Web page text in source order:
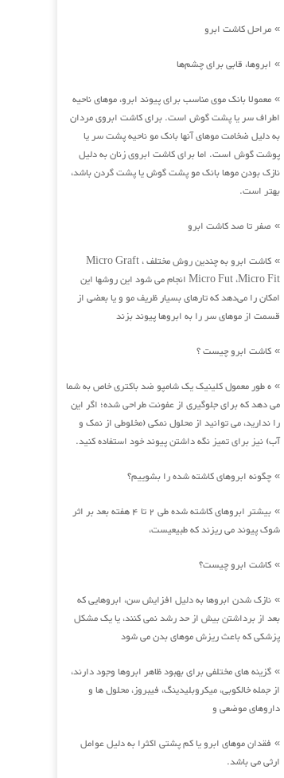
» مراحل کاشت ابرو
» ابروها، قابی برای چشم‌ها
» معمولا بانک موی مناسب برای پیوند ابرو، موهای ناحیه
اطراف سر یا پشت گوش است. برای کاشت ابروی مردان
به دلیل ضخامت موهای آنها بانک مو ناحیه پشت سر یا
پوشت گوش است. اما برای کاشت ابروی زنان به دلیل
نازک بودن موها بانک مو پشت گوش یا پشت گردن باشد،
بهتر است.
» صفر تا صد کاشت ابرو
»
کاشت ابرو به چندین روش مختلف Micro Graft ،
Micro Fut ،Micro Fit انجام می شود این روشها این
امکان را می‌دهد که تارهای بسیار ظریف مو و یا بعضی از
قسمت از موهای سر را به ابروها پیوند بزند
» کاشت ابرو چیست ؟
» ه طور معمول کلینیک یک شامپو ضد باکتری خاص به شما
می دهد که برای جلوگیری از عفونت طراحی شده؛ اگر این
را ندارید، می توانید از محلول نمکی (مخلوطی از نمک و
آب) نیز برای تمیز نگه داشتن پیوند خود استفاده کنید.
» چگونه ابروهای کاشته شده را بشوییم؟
»
بیشتر ابروهای کاشته شده طی 2 تا 4 هفته بعد بر اثر
شوک پیوند می ریزند که طبیعیست،
» کاشت ابرو چیست؟
» نازک شدن ابروها به دلیل افزایش سن، ابروهایی که
بعد از برداشتن بیش از حد رشد نمی کنند، یا یک مشکل
پزشکی که باعث ریزش موهای بدن می شود
» گزینه های مختلفی برای بهبود ظاهر ابروها وجود دارند،
از جمله خالکوبی، میکروبلیدینگ، فیبروز، محلول ها و
داروهای موضعی و
» فقدان موهای ابرو یا کم پشتی اکثرا به دلیل عوامل
ارثی می باشد.